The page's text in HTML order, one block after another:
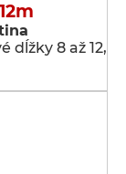
dĺžky 8 až 12,